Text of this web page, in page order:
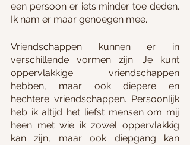
een persoon er iets minder toe deden.
Ik nam er maar genoegen mee.
Vriendschappen kunnen er in
verschillende vormen zijn. Je kunt
oppervlakkige vriendschappen
hebben, maar ook diepere en
hechtere vriendschappen. Persoonlijk
heb ik altijd het liefst mensen om mij
heen met wie ik zowel oppervlakkig
kan zijn, maar ook diepgang kan